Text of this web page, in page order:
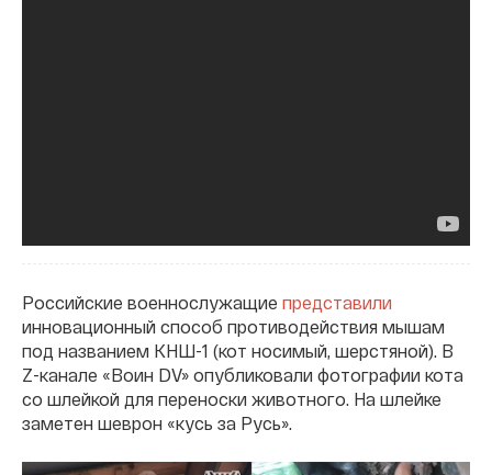
Российские военнослужащие представили
инновационный способ противодействия мышам
под названием КНШ-1 (кот носимый, шерстяной). В
Z-канале «Воин DV» опубликовали фотографии кота
со шлейкой для переноски животного. На шлейке
заметен шеврон «кусь за Русь».